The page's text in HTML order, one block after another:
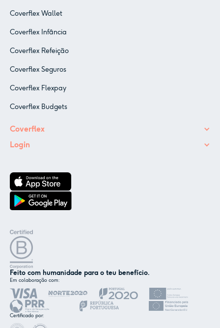
Coverflex Wallet
Coverflex Infância
Coverflex Refeição
Coverflex Seguros
Coverflex Flexpay
Coverflex Budgets
Coverflex
Login
Feito com humanidade para o teu benefício.
Em colaboração com:
Certificado por:
Nós e os nossos parceiros usamos cookies ou
tecnologias semelhantes, conforme
mencionado na